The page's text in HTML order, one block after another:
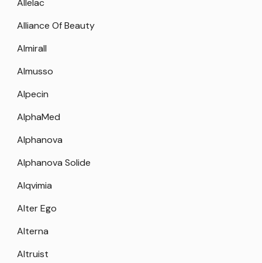
Allelac
Alliance Of Beauty
Almirall
Almusso
Alpecin
AlphaMed
Alphanova
Alphanova Solide
Alqvimia
Alter Ego
Alterna
Altruist